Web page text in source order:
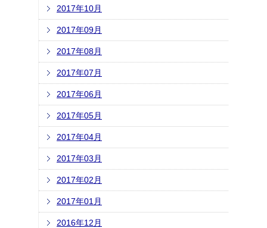
2017年10月
2017年09月
2017年08月
2017年07月
2017年06月
2017年05月
2017年04月
2017年03月
2017年02月
2017年01月
2016年12月